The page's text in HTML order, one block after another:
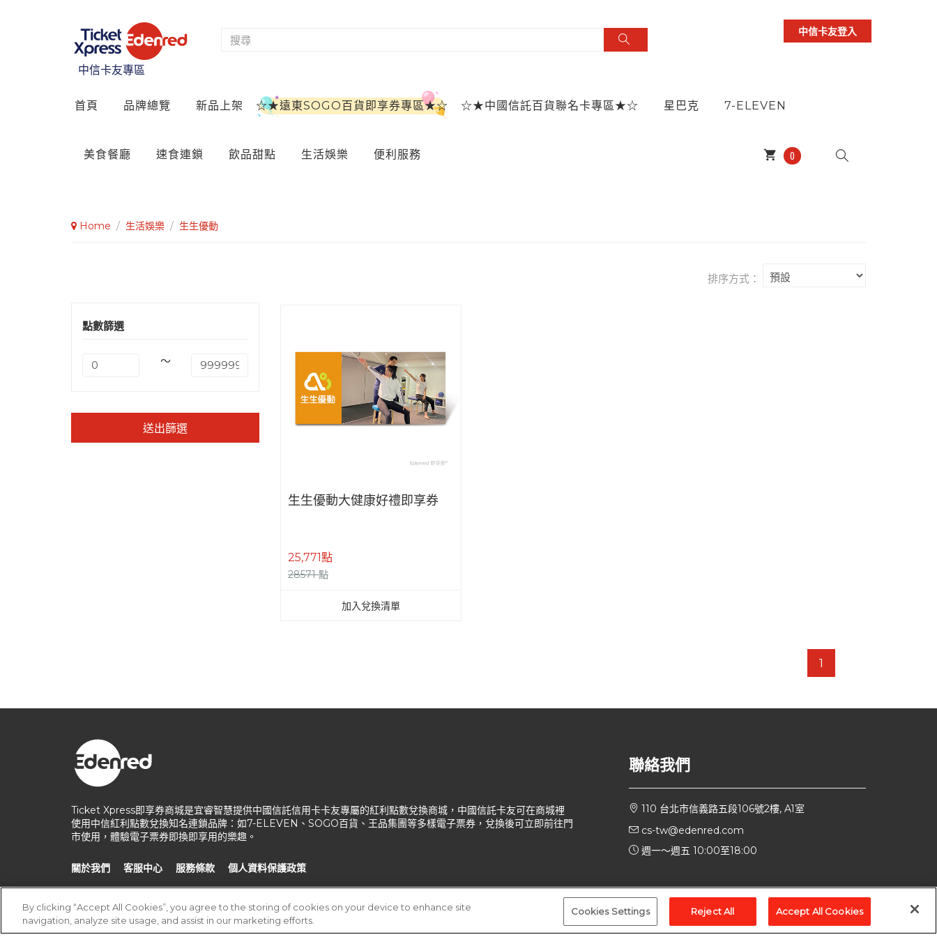
中信卡友專區
中信卡友登入
首頁 品牌總覽 新品上架 ☆★遠東SOGO百貨即享券專區★☆ ☆★中國信託百貨聯名卡專區★☆ 星巴克 7-ELEVEN
美食餐廳 速食連鎖 飲品甜點 生活娛樂 便利服務 shopping_cart 0
Home / 生活娛樂 / 生生優動
點數篩選
～
送出篩選
排序方式：
生生優動大健康好禮即享券
25,771點
28571 點
加入兌換清單
1
Ticket Xpress即享券商城是宜睿智慧提供中國信託信用卡卡友專屬的紅利點數兌換商城，中國信託卡友可在商城裡
使用中信紅利點數兌換知名連鎖品牌：如7-ELEVEN、SOGO百貨、王品集團等多樣電子票券，兌換後可立即前往門
市使用，體驗電子票券即換即享用的樂趣。
關於我們 客服中心 服務條款 個人資料保護政策
聯絡我們
110 台北市信義路五段106號2樓, A1室
cs-tw@edenred.com
週一～週五 10:00至18:00
版權所有 ©新加坡商宜睿智慧股份有限公司台灣分公司
By clicking “Accept All Cookies”, you agree to the storing of cookies on your device to enhance site
navigation, analyze site usage, and assist in our marketing efforts.
Cookies Settings Reject All Accept All Cookies